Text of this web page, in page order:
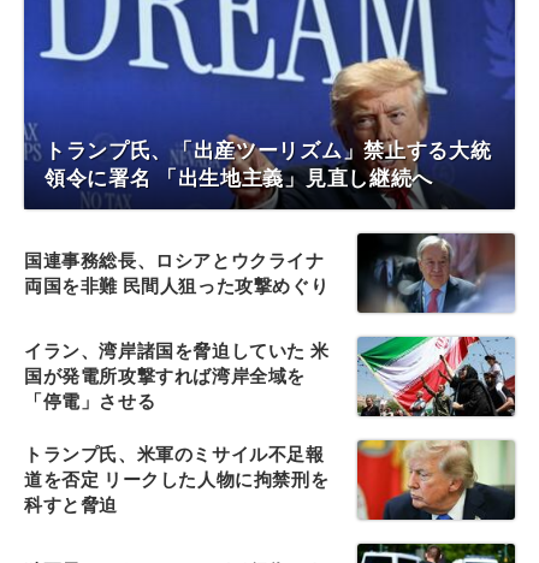
トランプ氏、「出産ツーリズム」禁止する大統
領令に署名 「出生地主義」見直し継続へ
国連事務総長、ロシアとウクライナ
両国を非難 民間人狙った攻撃めぐり
イラン、湾岸諸国を脅迫していた 米
国が発電所攻撃すれば湾岸全域を
「停電」させる
トランプ氏、米軍のミサイル不足報
道を否定 リークした人物に拘禁刑を
科すと脅迫